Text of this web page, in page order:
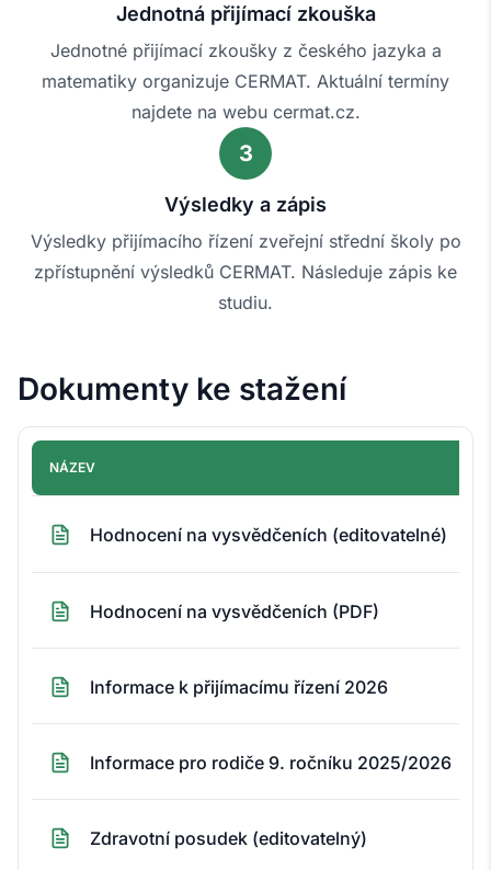
Jednotná přijímací zkouška
Jednotné přijímací zkoušky z českého jazyka a
matematiky organizuje CERMAT. Aktuální termíny
najdete na webu cermat.cz.
3
Výsledky a zápis
Výsledky přijímacího řízení zveřejní střední školy po
zpřístupnění výsledků CERMAT. Následuje zápis ke
studiu.
Dokumenty ke stažení
NÁZEV
Hodnocení na vysvědčeních (editovatelné)
Hodnocení na vysvědčeních (PDF)
Informace k přijímacímu řízení 2026
Informace pro rodiče 9. ročníku 2025/2026
Zdravotní posudek (editovatelný)